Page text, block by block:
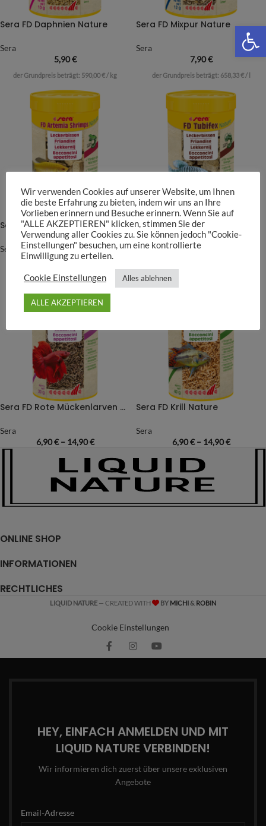
Sera FD Daphnien Nature
Sera
5,90€
der Grundpreis beträgt: 590,00€/ kg
Sera FD Mixpur Nature
Sera
7,90€
der Grundpreis beträgt: 658,33€/ l
Sera FD Artemia Shrimps Nature
Sera
6,90€–13,90 €
Sera FD Tubifex Nature
Sera
Sera FD Rote Mückenlarven Nature
Sera
6,90€– 14,90€
Sera FD Krill Nature
Sera
6,90€– 14,90€
ONLINE SHOP
INFORMATIONEN
RECHTLICHES
LIQUID NATURE — CREATED WITH BY MICHI& ROBIN
Cookie Einstellungen
HEY, EINFACH ANMELDEN UND MIT
LIQUID NATURE VERBINDEN!
Wir informieren dich zuerst über unsere exklusiven
Angebote
Email-Adresse
Wir verwenden Cookies auf unserer Website, um Ihnen
die beste Erfahrung zu bieten, indem wir uns an Ihre
Vorlieben erinnern und Besuche erinnern. Wenn Sie auf
"ALLE AKZEPTIEREN" klicken, stimmen Sie der
Verwendung aller Cookies zu. Sie können jedoch "Cookie-
Einstellungen" besuchen, um eine kontrollierte
Einwilligung zu erteilen.
Cookie Einstellungen Alles ablehnen
ALLE AKZEPTIEREN